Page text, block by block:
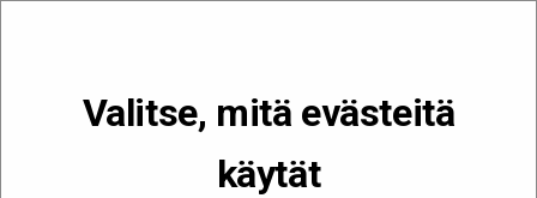
Valitse, mitä evästeitä
käytät
Kehitän ja kehityn #töissäSuomelle
Suomi tipahti siiloihin – nyt on aika pistää ne